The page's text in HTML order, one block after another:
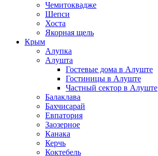
Чемитоквадже
Шепси
Хоста
Якорная щель
Крым
Алупка
Алушта
Гостевые дома в Алуште
Гостиницы в Алуште
Частный сектор в Алуште
Балаклава
Бахчисарай
Евпатория
Заозерное
Канака
Керчь
Коктебель